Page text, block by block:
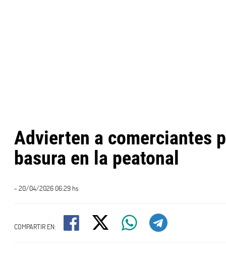
Advierten a comerciantes
basura en la peatonal
- 20/04/2026 06:29 hs
COMPARTIR EN: